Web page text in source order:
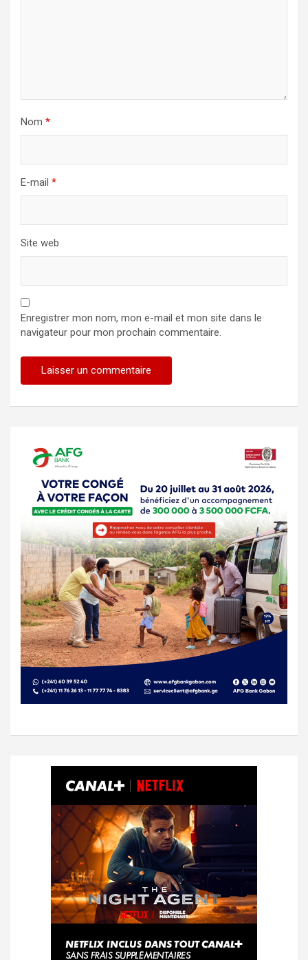
Nom *
E-mail *
Site web
Enregistrer mon nom, mon e-mail et mon site dans le
navigateur pour mon prochain commentaire.